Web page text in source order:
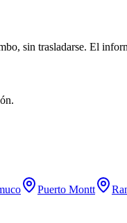
sin trasladarse. El
Puerto Montt